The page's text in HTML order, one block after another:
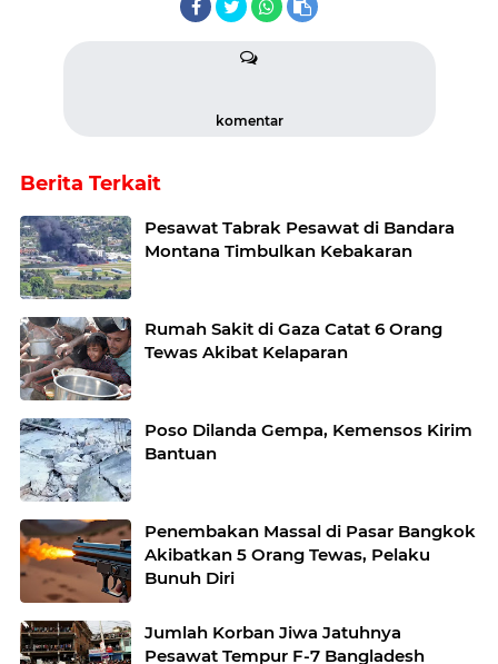
komentar
Berita Terkait
Pesawat Tabrak Pesawat di Bandara
Montana Timbulkan Kebakaran
Rumah Sakit di Gaza Catat 6 Orang
Tewas Akibat Kelaparan
Poso Dilanda Gempa, Kemensos Kirim
Bantuan
Penembakan Massal di Pasar Bangkok
Akibatkan 5 Orang Tewas, Pelaku
Bunuh Diri
Jumlah Korban Jiwa Jatuhnya
Pesawat Tempur F-7 Bangladesh